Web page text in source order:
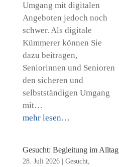
Umgang mit digitalen
Angeboten jedoch noch
schwer. Als digitale
Kümmerer können Sie
dazu beitragen,
Seniorinnen und Senioren
den sicheren und
selbstständigen Umgang
mit…
mehr lesen…
Gesucht: Begleitung im Alltag
28. Juli 2026| Gesucht,